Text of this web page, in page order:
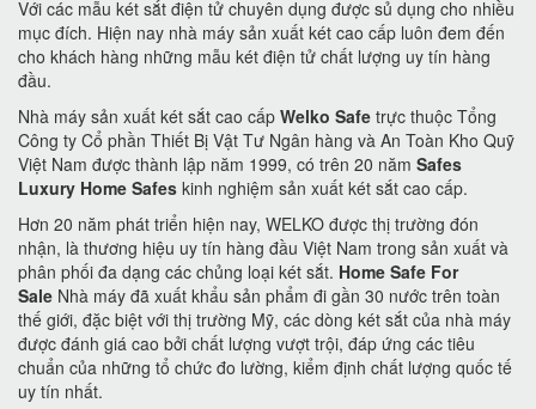
Với các mẫu két sắt điện tử chuyên dụng được sủ dụng cho nhiều
mục đích. Hiện nay nhà máy sản xuất két cao cấp luôn đem đến
cho khách hàng những mẫu két điện tử chất lượng uy tín hàng
đầu.
Nhà máy sản xuất két sắt cao cấp Welko Safe trực thuộc Tổng
Công ty Cổ phần Thiết Bị Vật Tư Ngân hàng và An Toàn Kho Quỹ
Việt Nam được thành lập năm 1999, có trên 20 năm Safes
Luxury Home Safes kinh nghiệm sản xuất két sắt cao cấp.
Hơn 20 năm phát triển hiện nay, WELKO được thị trường đón
nhận, là thương hiệu uy tín hàng đầu Việt Nam trong sản xuất và
phân phối đa dạng các chủng loại két sắt. Home Safe For
Sale Nhà máy đã xuất khẩu sản phẩm đi gần 30 nước trên toàn
thế giới, đặc biệt với thị trường Mỹ, các dòng két sắt của nhà máy
được đánh giá cao bởi chất lượng vượt trội, đáp ứng các tiêu
chuẩn của những tổ chức đo lường, kiểm định chất lượng quốc tế
uy tín nhất.